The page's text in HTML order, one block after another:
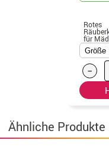
Rotes
für
-
Ähnliche Produkte